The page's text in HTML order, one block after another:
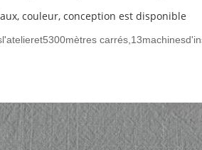
couleur, conception est disponible